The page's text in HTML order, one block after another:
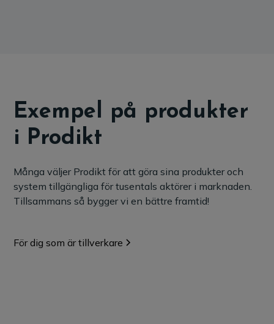
Exempel på produkter
i Prodikt
Många väljer Prodikt för att göra sina produkter och
system tillgängliga för tusentals aktörer i marknaden.
Tillsammans så bygger vi en bättre framtid!
För dig som är tillverkare